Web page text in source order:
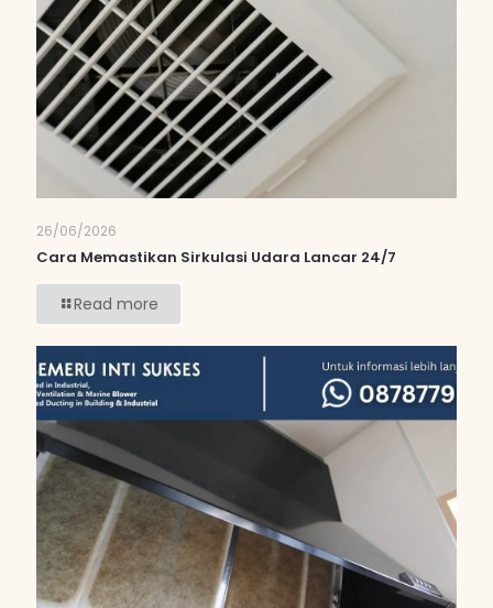
26/06/2026
Cara Memastikan Sirkulasi Udara Lancar 24/7
Read more